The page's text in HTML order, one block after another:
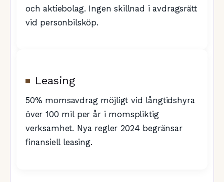
och aktiebolag. Ingen skillnad i avdragsrätt
vid personbilsköp.
Leasing
50% momsavdrag möjligt vid långtidshyra
över 100 mil per år i momspliktig
verksamhet. Nya regler 2024 begränsar
finansiell leasing.